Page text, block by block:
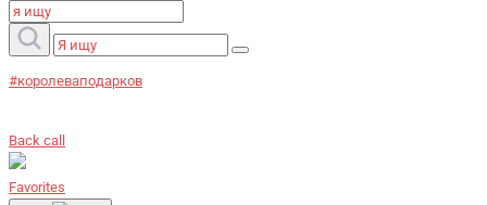
#королеваподарков
Back call
Favorites